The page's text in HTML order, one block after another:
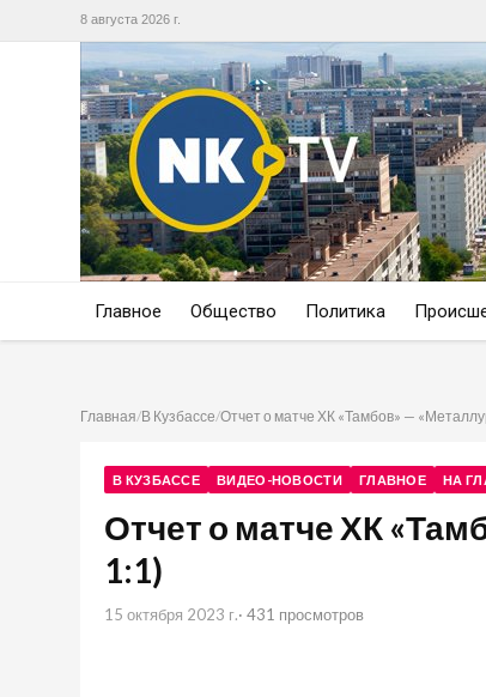
8 августа 2026 г.
Главное Общество Политика
Главная/В Кузбассе/Отчет о матче ХК «Тамбов» —
В КУЗБАССЕ ВИДЕО-НОВОСТИ ГЛАВНОЕ НА
Отчет о матче ХК
1:1)
15 октября 2023 г.· 431 просмотров